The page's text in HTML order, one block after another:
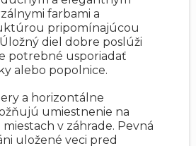
farbami a
pripomínajúcou
diel dobre poslúži
potrebné usporiadať
alebo popolnice.
a horizontálne
umiestnenie na
v záhrade. Pevná
uložené veci pred